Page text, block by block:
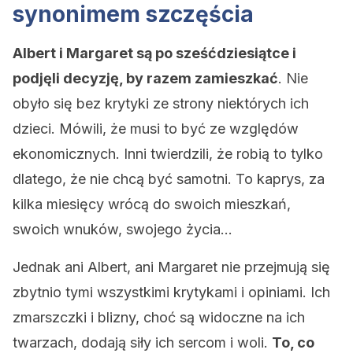
synonimem szczęścia
Albert i Margaret są po sześćdziesiątce i
podjęli decyzję, by razem zamieszkać. Nie
obyło się bez krytyki ze strony niektórych ich
dzieci. Mówili, że musi to być ze względów
ekonomicznych. Inni twierdzili, że robią to tylko
dlatego, że nie chcą być samotni. To kaprys, za
kilka miesięcy wrócą do swoich mieszkań,
swoich wnuków, swojego życia…
Jednak ani Albert, ani Margaret nie przejmują się
zbytnio tymi wszystkimi krytykami i opiniami. Ich
zmarszczki i blizny, choć są widoczne na ich
twarzach, dodają siły ich sercom i woli. To, co